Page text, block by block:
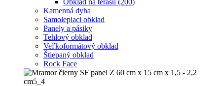
Obklad na terasu (200)
Kamenná dyha
Samolepiaci obklad
Panely a pásiky
Tehlový obklad
Veľkoformátový obklad
Štiepaný obklad
Rock Face